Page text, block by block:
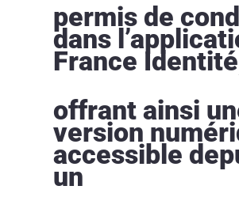
permis de
dans
France
offrant ainsi
version
accessible
un